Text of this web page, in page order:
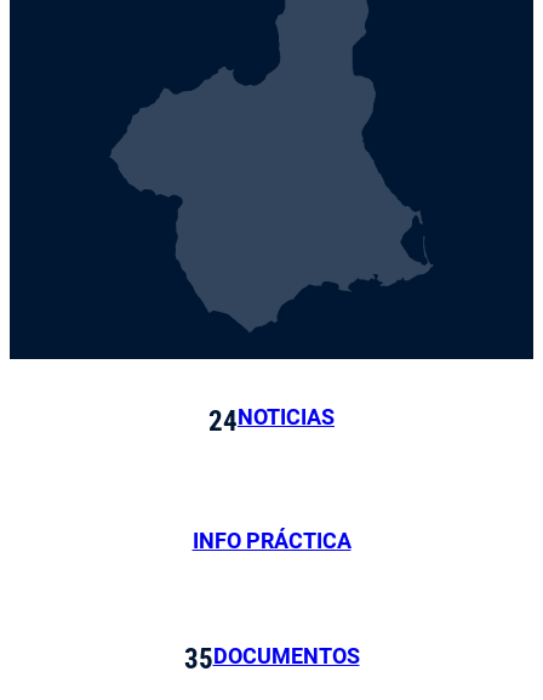
24NOTICIAS
INFO PRÁCTICA
35DOCUMENTOS